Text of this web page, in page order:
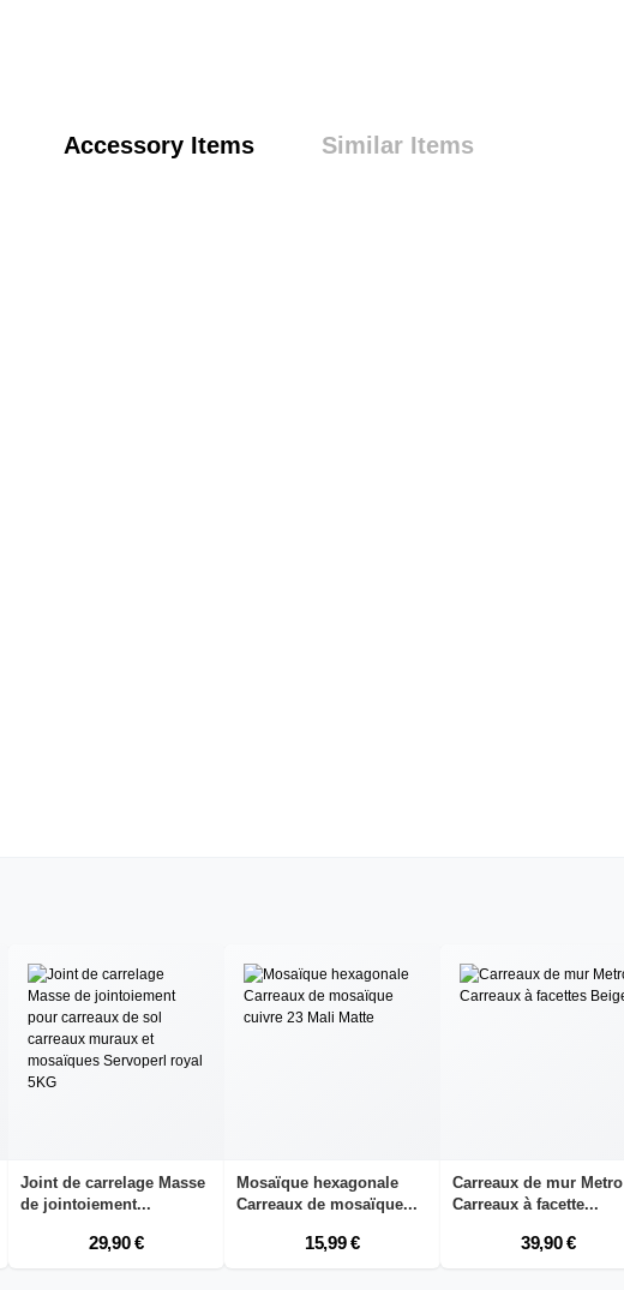
Accessory Items Similar Items
Joint de carrelage Masse
de jointoiement...
29,90 €
Mosaïque hexagonale
Carreaux de mosaïque...
15,99 €
Carreaux de mur Metro
Carreaux à facette...
39,90 €